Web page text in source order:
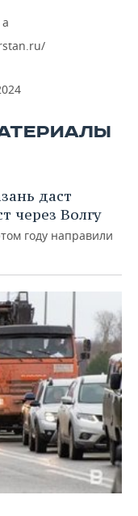
даст
через Волгу
году направили